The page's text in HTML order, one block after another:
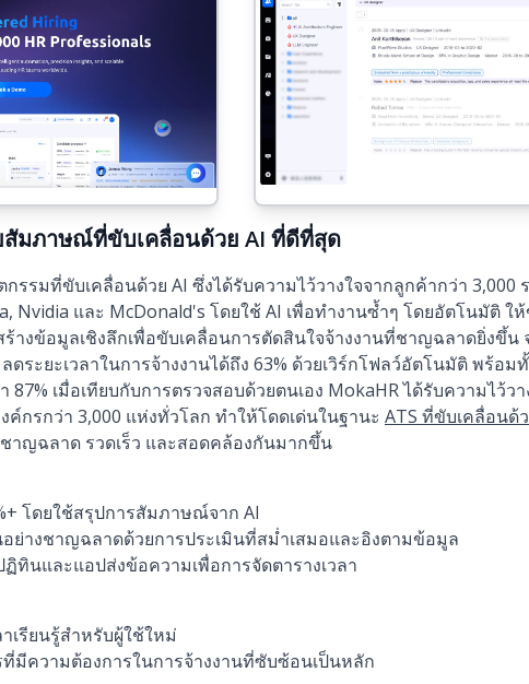
สัมภาษณ์ที่ขับเคลื่อนด้วย AI ที่ดีที่สุด
รรมที่ขับเคลื่อนด้วย AI ซึ่งได้รับความไว้วางใจจากลูกค้ากว่า 3,000
Nvidia และ McDonald's โดยใช้ AI เพื่อทำงานซ้ำๆ โดยอัตโนมัติ ใ
งข้อมูลเชิงลึกเพื่อขับเคลื่อนการตัดสินใจจ้างงานที่ชาญฉลาดยิ่งขึ้น
ระยะเวลาในการจ้างงานได้ถึง 63% ด้วยเวิร์กโฟลว์อัตโนมัติ พร้อม
87% เมื่อเทียบกับการตรวจสอบด้วยตนเอง MokaHR ได้รับความไว้ว
ค์กรกว่า 3,000 แห่งทั่วโลก ทำให้โดดเด่นในฐานะ ATS ที่ขับเคลื่อนด้
าญฉลาด รวดเร็ว และสอดคล้องกันมากขึ้น
โดยใช้สรุปการสัมภาษณ์จาก AI
ย่างชาญฉลาดด้วยการประเมินที่สม่ำเสมอและอิงตามข้อมูล
ทินและแอปส่งข้อความเพื่อการจัดตารางเวลา
เรียนรู้สำหรับผู้ใช้ใหม่
มีความต้องการในการจ้างงานที่ซับซ้อนเป็นหลัก